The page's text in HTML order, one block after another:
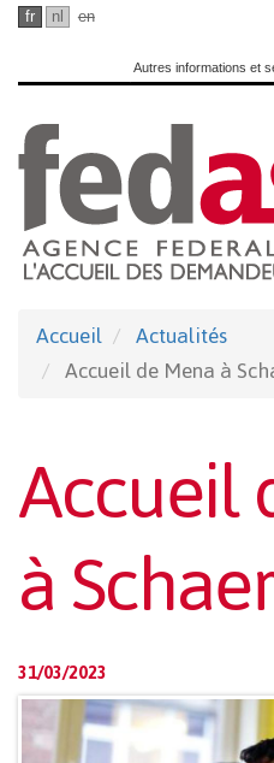
Passer
contenu
principal
fr nl en
Autres informations et
Accueil
Actualités
Accueil de Mena à
Accueil
à
31/03/2023